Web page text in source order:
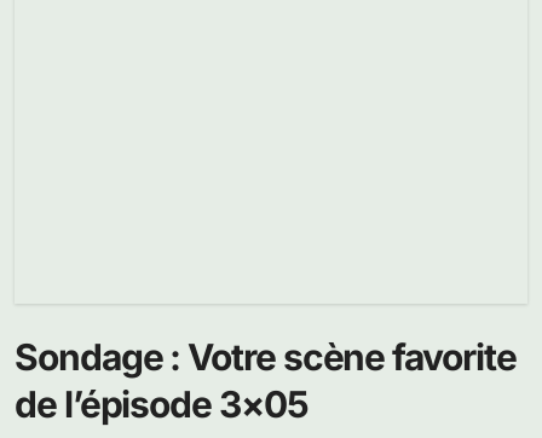
Sondage : Votre scène favorite
de l’épisode 3×05